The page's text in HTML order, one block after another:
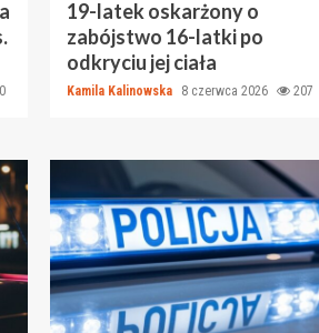
19-latek oskarżony o
zabójstwo 16-latki po
odkryciu jej ciała
Kamila Kalinowska 8 czerwca 2026 207